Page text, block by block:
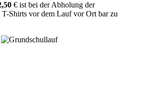
€ ist bei der Abholung der
T-Shirts vor dem Lauf vor Ort bar zu